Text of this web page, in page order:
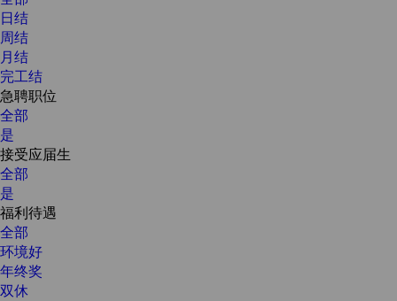
日结
周结
月结
完工结
急聘职位
全部
是
接受应届生
全部
是
福利待遇
全部
环境好
年终奖
双休